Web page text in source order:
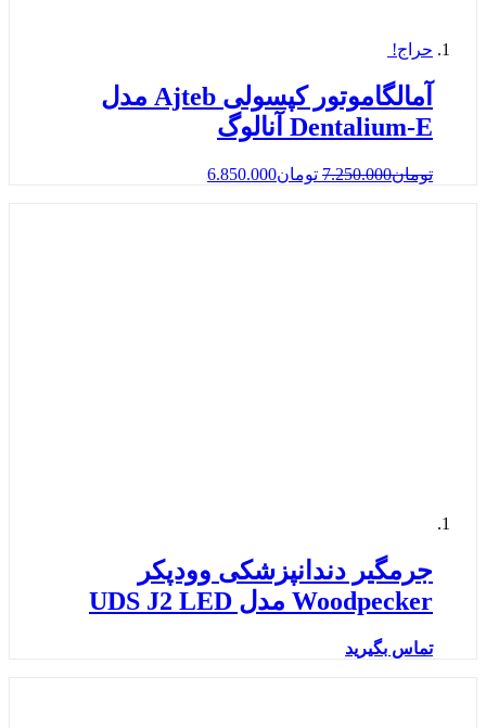
حراج!
آمالگاموتور کپسولی Ajteb مدل
Dentalium-E آنالوگ
تومان7.250.000 تومان6.850.000
جرمگیر دندانپزشکی وودپکر
Woodpecker مدل UDS J2 LED
تماس بگیرید